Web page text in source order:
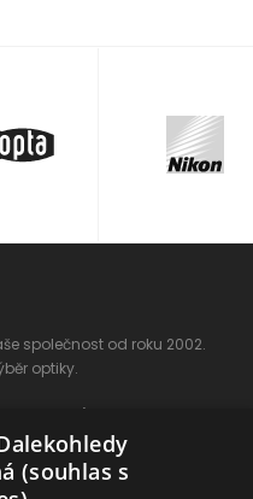
společnost od roku 2002.
optiky.
Poradenství
ODSTOUPIT OD SMLOUVY
(souhlas s